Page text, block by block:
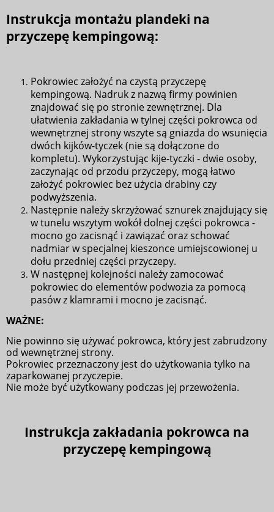
Instrukcja montażu plandeki na
przyczepę kempingową:
Pokrowiec założyć na czystą przyczepę
kempingową. Nadruk z nazwą firmy powinien
znajdować się po stronie zewnętrznej. Dla
ułatwienia zakładania w tylnej części pokrowca od
wewnętrznej strony wszyte są gniazda do wsunięcia
dwóch kijków-tyczek (nie są dołączone do
kompletu). Wykorzystując kije-tyczki - dwie osoby,
zaczynając od przodu przyczepy, mogą łatwo
założyć pokrowiec bez użycia drabiny czy
podwyższenia.
Następnie należy skrzyżować sznurek znajdujący się
w tunelu wszytym wokół dolnej części pokrowca -
mocno go zacisnąć i zawiązać oraz schować
nadmiar w specjalnej kieszonce umiejscowionej u
dołu przedniej części przyczepy.
W następnej kolejności należy zamocować
pokrowiec do elementów podwozia za pomocą
pasów z klamrami i mocno je zacisnąć.
WAŻNE:
Nie powinno się używać pokrowca, który jest zabrudzony
od wewnętrznej strony.
Pokrowiec przeznaczony jest do użytkowania tylko na
zaparkowanej przyczepie.
Nie może być użytkowany podczas jej przewożenia.
Instrukcja zakładania pokrowca na
przyczepę kempingową